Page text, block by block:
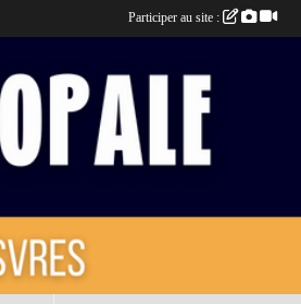
Participer au site :